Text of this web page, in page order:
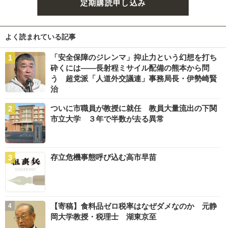
定期購読申し込み
よく読まれている記事
「安全保障のジレンマ」抑止力という幻想を打ち
砕くには――長射程ミサイル配備の熊本から問
う 超党派「人道外交議連」事務局長・伊勢崎賢
治
ついに市職員が教授に就任 教員大量流出の下関
市立大学 ３年で半数が去る異常
存立危機事態呼び込む高市早苗
【寄稿】食料品ゼロ税率はなぜダメなのか 元静
岡大学教授・税理士 湖東京至